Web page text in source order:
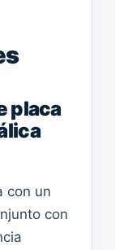
placa
con un
con